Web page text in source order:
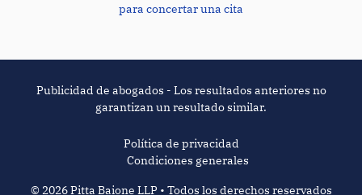
para concertar una cita
Publicidad de abogados - Los resultados anteriores no
garantizan un resultado similar.
Política de privacidad
Condiciones generales
© 2026 Pitta Baione LLP • Todos los derechos reservados